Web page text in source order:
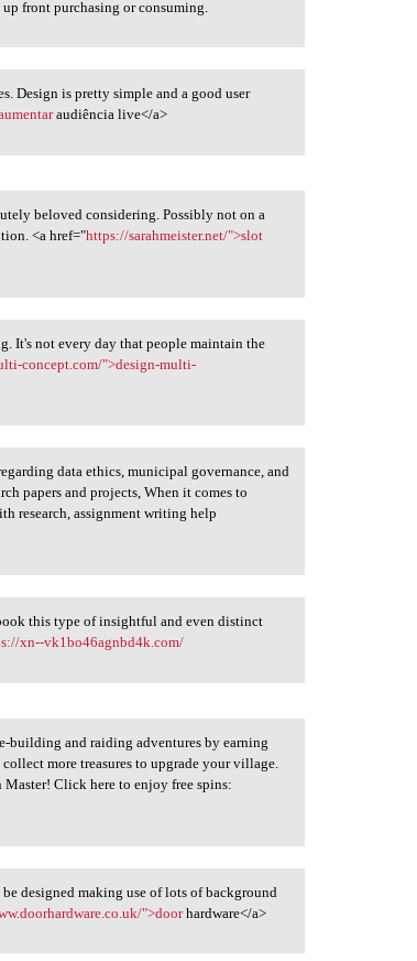
front purchasing or consuming.
Design is pretty simple and a good user
audiência live</a>
beloved considering. Possibly not on a
<a href="https://sarahmeister.net/">slot
It's not every day that people maintain the
concept.com/">design-multi-
data ethics, municipal governance, and
papers and projects, When it comes to
research, assignment writing help
this type of insightful and even distinct
xn--vk1bo46agnbd4k.com/
building and raiding adventures by earning
more treasures to upgrade your village.
Click here to enjoy free spins:
designed making use of lots of background
">doorhardware</a>